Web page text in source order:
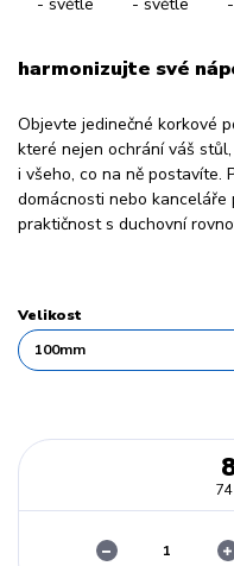
harmonizujte své
Objevte jedinečné korkové
které nejen ochrání váš
i všeho, co na ně postavíte.
domácnosti nebo kanceláře
praktičnost s duchovní
Velikost